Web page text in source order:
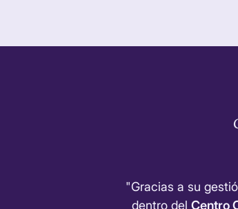
"Gracias a su
dentro del Centro